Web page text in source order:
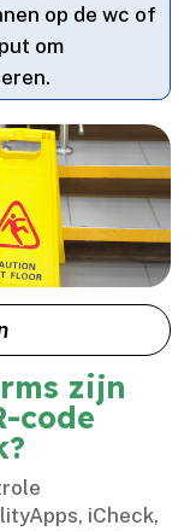
op de wc of
om
zijn
code
iCheck,